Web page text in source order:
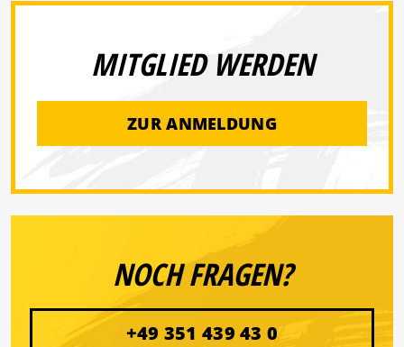
MITGLIED WERDEN
ZUR ANMELDUNG
NOCH FRAGEN?
+49 351 439 43 0